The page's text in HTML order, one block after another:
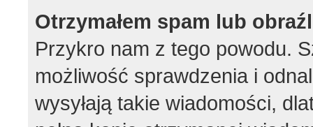
Otrzymałem spam lub
Przykro nam z tego powodu.
możliwość sprawdzenia i
wysyłają takie wiadomości,